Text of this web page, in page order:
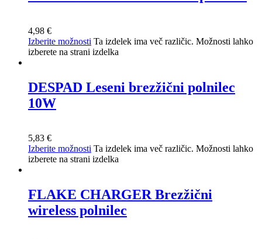
4,98 €
Izberite možnosti Ta izdelek ima več različic. Možnosti lahko
izberete na strani izdelka
DESPAD Leseni brezžični polnilec
10W
5,83 €
Izberite možnosti Ta izdelek ima več različic. Možnosti lahko
izberete na strani izdelka
FLAKE CHARGER Brezžični
wireless polnilec